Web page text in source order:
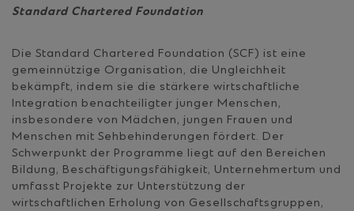
Standard Chartered Foundation
Die Standard Chartered Foundation (SCF) ist eine
gemeinnützige Organisation, die Ungleichheit
bekämpft, indem sie die stärkere wirtschaftliche
Integration benachteiligter junger Menschen,
insbesondere von Mädchen, jungen Frauen und
Menschen mit Sehbehinderungen fördert. Der
Schwerpunkt der Programme liegt auf den Bereichen
Bildung, Beschäftigungsfähigkeit, Unternehmertum und
umfasst Projekte zur Unterstützung der
wirtschaftlichen Erholung von Gesellschaftsgruppen,